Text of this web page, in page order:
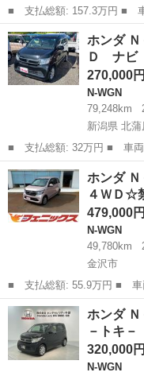
■ 支払総額: 157.3万円 ■ 車両本体価格： 1,488,000 円 ■ メーカ
ー名： ホンダ ■ 車種名
Ｈ ＳＥＮＳＩＮＧ 新車
－２４５Ｚ...
石川 金沢市 N-WGN
ホンダ
Ｄ ナビ
270,000円
N-WGN
79,248km
新潟県 北蒲
■ 支払総額: 32万円 ■ 車両本体価格： 270,000 円 ■ メーカー
名： ホンダ ■ 車種名：
ッケージ ４ＷＤ ナビ Ｔ
■ 排気量： ...
新潟 北蒲原郡 N-
ホンダ
４ＷＤ
479,000円
N-WGN
49,780km
金沢市
■ 支払総額: 55.9万円 ■ 車両本体価格： 479,000 円 ■ メーカー
名： ホンダ ■ 車種名：
ートパッケージ☆４ＷＤ
ＴＶ☆Ｂｌｕ...
石川 金沢市 N-WGN
ホンダ
－トキ
320,000円
N-WGN